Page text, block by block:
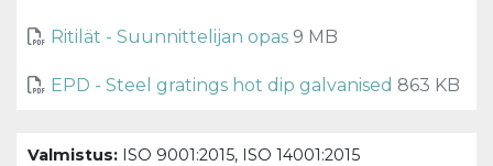
Ritilät - Suunnittelijan opas 9 MB
EPD - Steel gratings hot dip galvanised 863 KB
Valmistus: ISO 9001:2015, ISO 14001:2015